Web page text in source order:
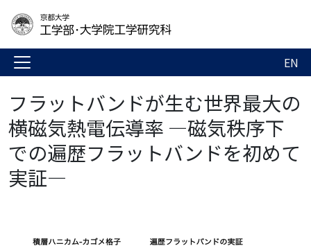
EN
フラットバンドが生む世界最大の
横磁気熱電伝導率 ―磁気秩序下
での遍歴フラットバンドを初めて
実証―